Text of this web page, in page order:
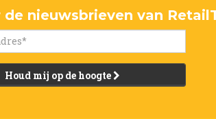
nieuwsbrieven van
Houd mij op de hoogte